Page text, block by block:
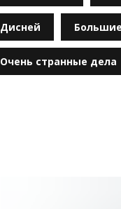
Дисней
Очень странные дела